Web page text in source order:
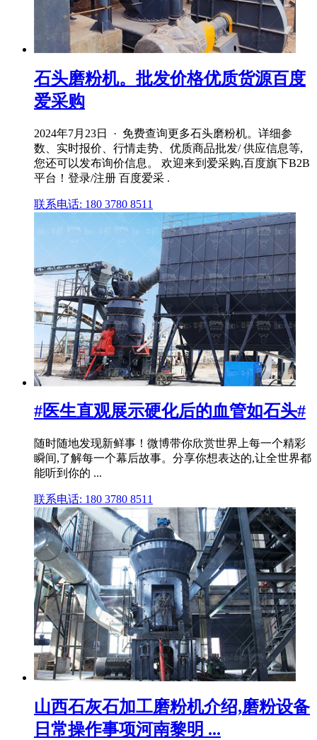
石头磨粉机。批发价格优质货源百度
爱采购
2024年7月23日 · 免费查询更多石头磨粉机。详细参
数、实时报价、行情走势、优质商品批发/ 供应信息等,
您还可以发布询价信息。 欢迎来到爱采购,百度旗下B2B
平台！登录/注册 百度爱采 .
联系电话: 180 3780 8511
#医生直观展示硬化后的血管如石头#
随时随地发现新鲜事！微博带你欣赏世界上每一个精彩
瞬间,了解每一个幕后故事。分享你想表达的,让全世界都
能听到你的 ...
联系电话: 180 3780 8511
山西石灰石加工磨粉机介绍,磨粉设备
日常操作事项河南黎明 ...